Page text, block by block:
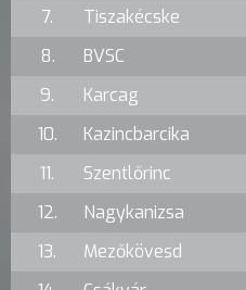
7.
Tiszakécske
8.
BVSC
9.
Karcag
10.
Kazincbarcika
11.
Szentlőrinc
12.
Nagykanizsa
13.
Mezőkövesd